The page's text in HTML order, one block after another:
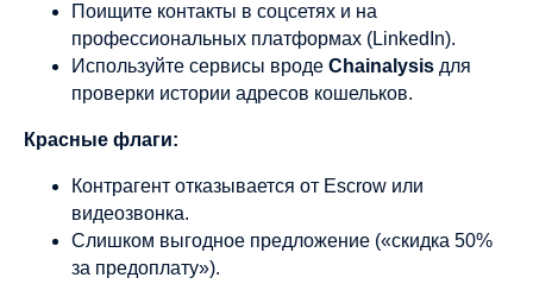
Поищите контакты в соцсетях и на
профессиональных платформах (LinkedIn).
Используйте сервисы вроде Chainalysis для
проверки истории адресов кошельков.
Красные флаги:
Контрагент отказывается от Escrow или
видеозвонка.
Слишком выгодное предложение («скидка 50%
за предоплату»).